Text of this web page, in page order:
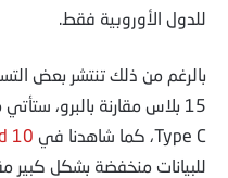
للدول الأوروبية فقط.
15 بلاس مقارنة بالبرو،
Type C، كما شاهدنا في
10
للبيانات منخفضة بشكل كبير